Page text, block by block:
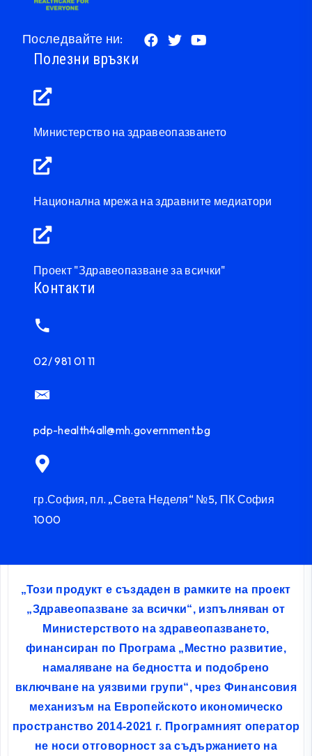
Последвайте ни:
Полезни връзки
Министерство на здравеопазването
Национална мрежа на здравните медиатори
Проект "Здравеопазване за всички"
Контакти
02/ 981 01 11
pdp-health4all@mh.government.bg
гр.София, пл. „Света Неделя“ №5, ПК София
1000
„Този продукт е създаден в рамките на проект
„Здравеопазване за всички“, изпълняван от
Министерството на здравеопазването,
финансиран по Програма „Местно развитие,
намаляване на бедността и подобрено
включване на уязвими групи“, чрез Финансовия
механизъм на Европейското икономическо
пространство 2014-2021 г. Програмният оператор
не носи отговорност за съдържанието на